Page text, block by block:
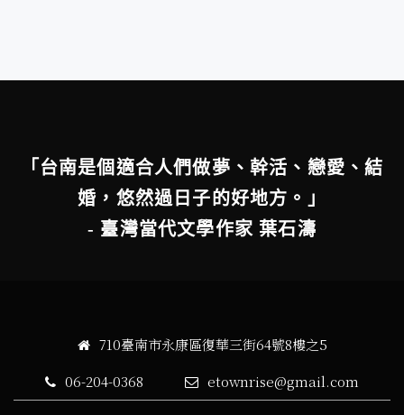
「台南是個適合人們做夢、幹活、戀愛、結
婚，悠然過日子的好地方。」
- 臺灣當代文學作家 葉石濤
710臺南市永康區復華三街64號8樓之5
06-204-0368
etownrise@gmail.com